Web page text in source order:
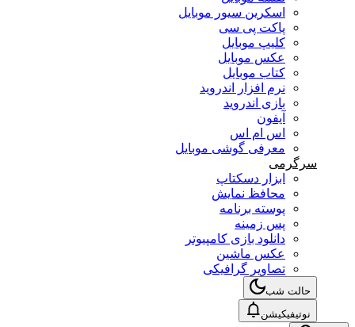
اسکرین سیور موبایل
پاکت پی سی
کلیپ موبایل
عکس موبایل
کتاب موبایل
نرم افزار اندروید
بازی اندروید
آیفون
اس ام اس
معرفی گوشی موبایل
سرگرمی
ابزار دسکتاپ
محافظ نمایش
پوسته برنامه
پس زمینه
دانلود بازی کامپیوتر
عکس ماشین
تصاویر گرافیکی
حالت شب
نوتیفیکیشن